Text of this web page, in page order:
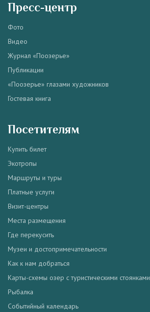
Пресс-центр
Фото
Видео
Журнал «Поозерье»
Публикации
«Поозерье» глазами художников
Гостевая книга
Посетителям
Купить билет
Экотропы
Маршруты и туры
Платные услуги
Визит-центры
Места размещения
Где перекусить
Музеи и достопримечательности
Как к нам добраться
Карты-схемы озер с туристическими стоянками
Рыбалка
Событийный календарь